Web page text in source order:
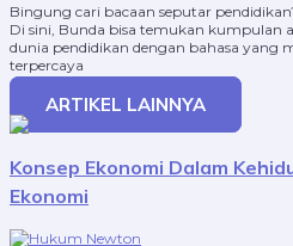
Bingung cari bacaan seputar
Di sini, Bunda bisa temukan kumpulan
dunia pendidikan dengan bahasa yang
terpercaya
ARTIKEL LAINNYA
Konsep Ekonomi Dalam
Ekonomi